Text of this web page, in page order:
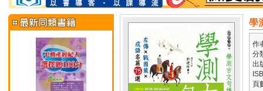
學
作
分
出
頁